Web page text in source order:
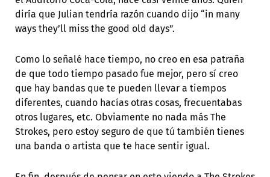
diría que Julian tendría razón cuando dijo “in many
ways they’ll miss the good old days”.
Como lo señalé hace tiempo, no creo en esa patraña
de que todo tiempo pasado fue mejor, pero sí creo
que hay bandas que te pueden llevar a tiempos
diferentes, cuando hacías otras cosas, frecuentabas
otros lugares, etc. Obviamente no nada más The
Strokes, pero estoy seguro de que tú también tienes
una banda o artista que te hace sentir igual.